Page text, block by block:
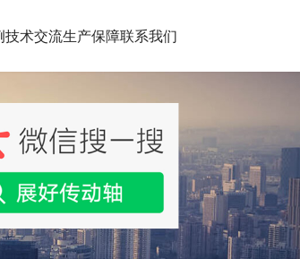
技术交流生产保障联系我们